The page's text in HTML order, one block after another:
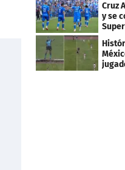
Cruz
y se
Liga